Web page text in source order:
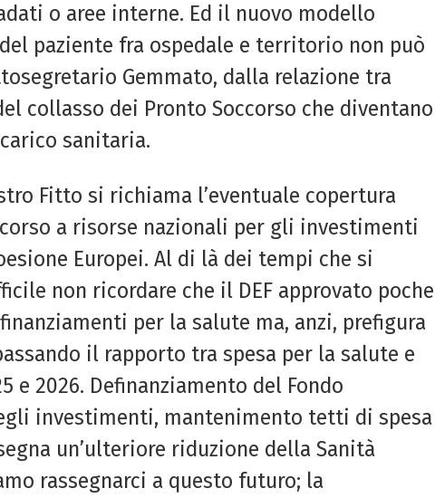
o aree interne. Ed il nuovo modello
paziente fra ospedale e territorio non può
Gemmato, dalla relazione tra
collasso dei Pronto Soccorso che diventano
sanitaria.
Fitto si richiama l’eventuale copertura
a risorse nazionali per gli investimenti
Europei. Al di là dei tempi che si
non ricordare che il DEF approvato poche
per la salute ma, anzi, prefigura
il rapporto tra spesa per la salute e
e 2026. Definanziamento del Fondo
investimenti, mantenimento tetti di spesa
un’ulteriore riduzione della Sanità
rassegnarci a questo futuro; la